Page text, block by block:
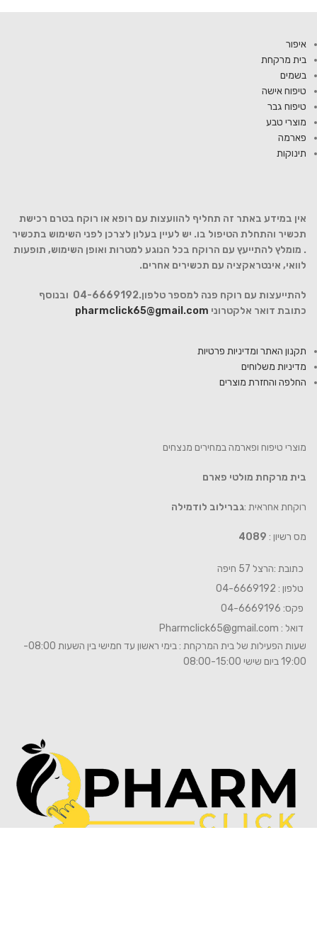
איפור
בית מרקחת
בשמים
טיפוח אישה
טיפוח גבר
מוצרי טבע
פארמה
תינוקות
אין במידע באתר זה תחליף להוועצות עם רופא או רוקח בטרם רכישת
תכשיר והתחלת הטיפול בו. יש לעיין בעלון לצרכן לפני השימוש בתכשיר
. מומלץ להתייעץ עם הרוקח בכל הנוגע למטרות ואופן השימוש, תופעות
לוואי, אינטראקציה עם תכשירים אחרים.
להתייעצות עם רוקח פנה למספר טלפון.04-6669192 ובנוסף
כתובת דואר אלקטרוני pharmclick65@gmail.com
תקנון האתר ומדיניות פרטיות
מדיניות משלוחים
החלפה והחזרת מוצרים
מוצרי טיפוח ופארמה במחירים מנצחים
בית מרקחת מולטי פארם
רוקחת אחראית :גברילוב לודמילה
מס רשיון : 4089
כתובת :הרצל 57 חיפה
טלפון : 04-6669192
פקס: 04-6669196
דואל : Pharmclick65@gmail.com
שעות הפעילות של בית המרקחת : בימי ראשון עד חמישי בין השעות 08:00-
19:00 ביום שישי 08:00-15:00